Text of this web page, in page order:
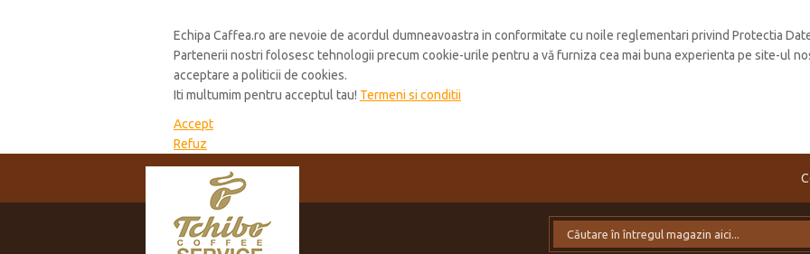
Echipa Caffea.ro are nevoie de acordul dumneavoastra in conformitate cu noile reglementari privind Protectia
Partenerii nostri folosesc tehnologii precum cookie-urile pentru a vă furniza cea mai buna experienta pe site-ul
acceptare a politicii de cookies.
Iti multumim pentru acceptul tau! Termeni si conditii
Accept
Refuz